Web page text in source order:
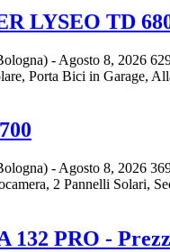
LYSEO TD
- Agosto 8, 2026
Porta Bici in Garage,
- Agosto 8, 2026
2 Pannelli Solari,
132 PRO -